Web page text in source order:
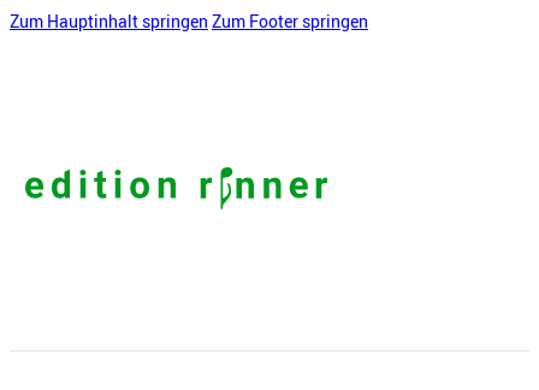
Zum Hauptinhalt springen Zum Footer springen